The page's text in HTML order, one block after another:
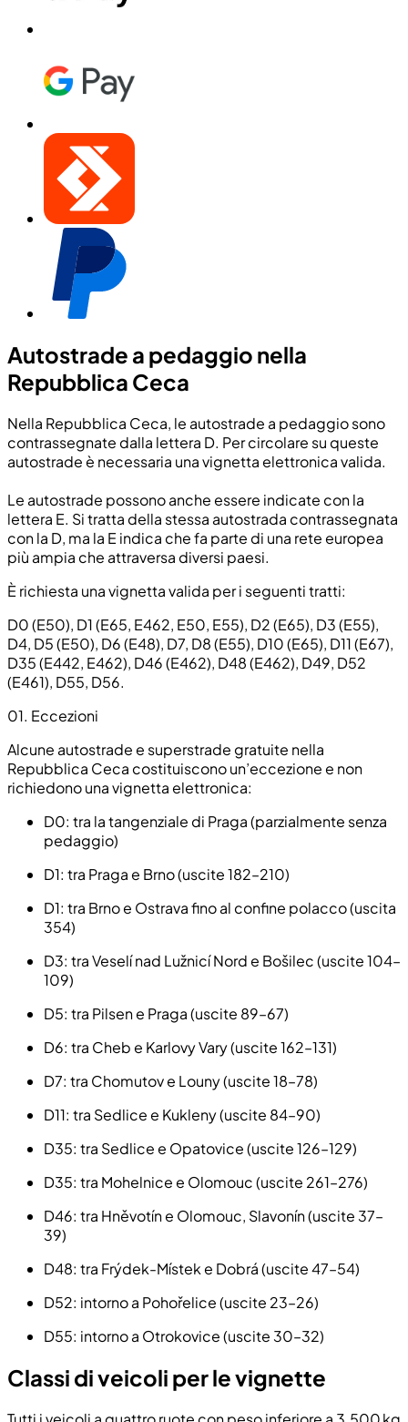
Autostrade a pedaggio nella
Repubblica Ceca
Nella Repubblica Ceca, le autostrade a pedaggio sono
contrassegnate dalla lettera D. Per circolare su queste
autostrade è necessaria una vignetta elettronica valida.
Le autostrade possono anche essere indicate con la
lettera E. Si tratta della stessa autostrada contrassegnata
con la D, ma la E indica che fa parte di una rete europea
più ampia che attraversa diversi paesi.
È richiesta una vignetta valida per i seguenti tratti:
D0(E50), D1(E65, E462, E50, E55), D2(E65), D3(E55),
D4, D5(E50), D6(E48), D7, D8(E55), D10(E65), D11(E67),
D35(E442, E462), D46(E462), D48(E462), D49, D52
(E461), D55, D56.
01. Eccezioni
Alcune autostrade e superstrade gratuite nella
Repubblica Ceca costituiscono un’eccezione e non
richiedono una vignetta elettronica:
D0: tra la tangenziale di Praga (parzialmente senza
pedaggio)
D1: tra Praga e Brno (uscite 182–210)
D1: tra Brno e Ostrava fino al confine polacco (uscita
354)
D3: tra Veselí nad Lužnicí Nord e Bošilec (uscite 104–
109)
D5: tra Pilsen e Praga (uscite 89–67)
D6: tra Cheb e Karlovy Vary (uscite 162–131)
D7: tra Chomutov e Louny (uscite 18–78)
D11: tra Sedlice e Kukleny (uscite 84–90)
D35: tra Sedlice e Opatovice (uscite 126–129)
D35: tra Mohelnice e Olomouc (uscite 261–276)
D46: tra Hněvotín e Olomouc, Slavonín (uscite 37–
39)
D48: tra Frýdek-Místek e Dobrá (uscite 47–54)
D52: intorno a Pohořelice (uscite 23–26)
D55: intorno a Otrokovice (uscite 30–32)
Classi di veicoli per le vignette